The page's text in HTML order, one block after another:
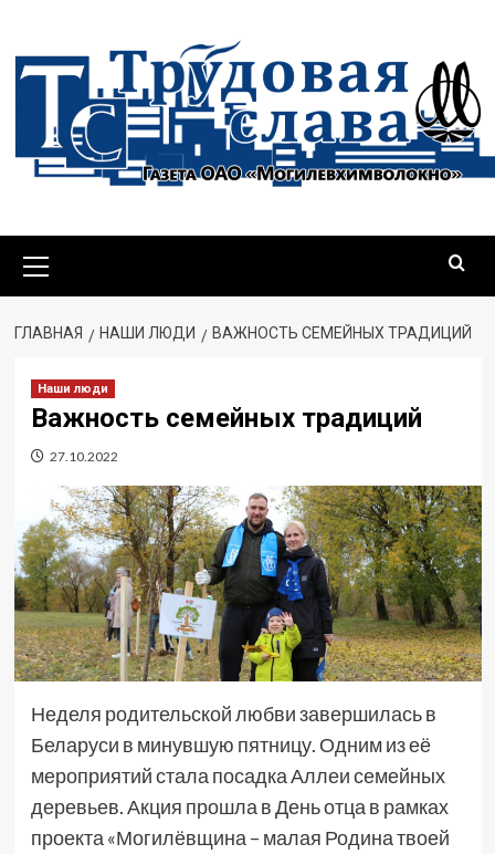
содержимому
меню
ГЛАВНАЯ НАШИ ЛЮДИ ВАЖНОСТЬ СЕМЕЙНЫХ ТРАДИЦИЙ
Наши люди
Важность семейных традиций
27.10.2022
Неделя родительской любви завершилась в
Беларуси в минувшую пятницу. Одним из её
мероприятий стала посадка Аллеи семейных
деревьев. Акция прошла в День отца в рамках
проекта «Могилёвщина – малая Родина твоей